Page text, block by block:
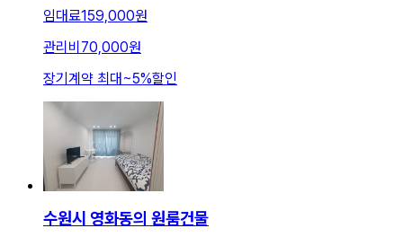
임대료159,000원
관리비 70,000원
장기계약 최대~5%할인
수원시 영화동의 원룸건물